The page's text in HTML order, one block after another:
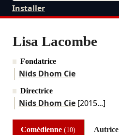
Installer
Lisa Lacombe
Fondatrice
Nids Dhom Cie
Directrice
Nids Dhom Cie[2015...]
Comédienne(10) Autrice